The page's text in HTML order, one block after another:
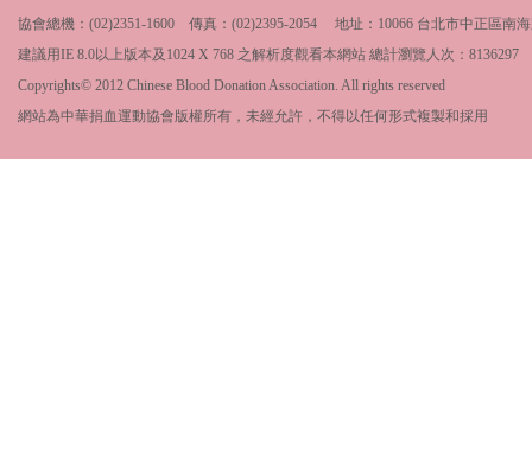
協會總機：(02)2351-1600 傳真：(02)2395-2054 地址：10066 台北市中正區南
建議用IE 8.0以上版本及1024 X 768 之解析度觀看本網站 總計瀏覽人次： 8136297
Copyrights© 2012 Chinese Blood Donation Association. All rights reserved
網站為中華捐血運動協會版權所有，未經允許，不得以任何形式複製和採用